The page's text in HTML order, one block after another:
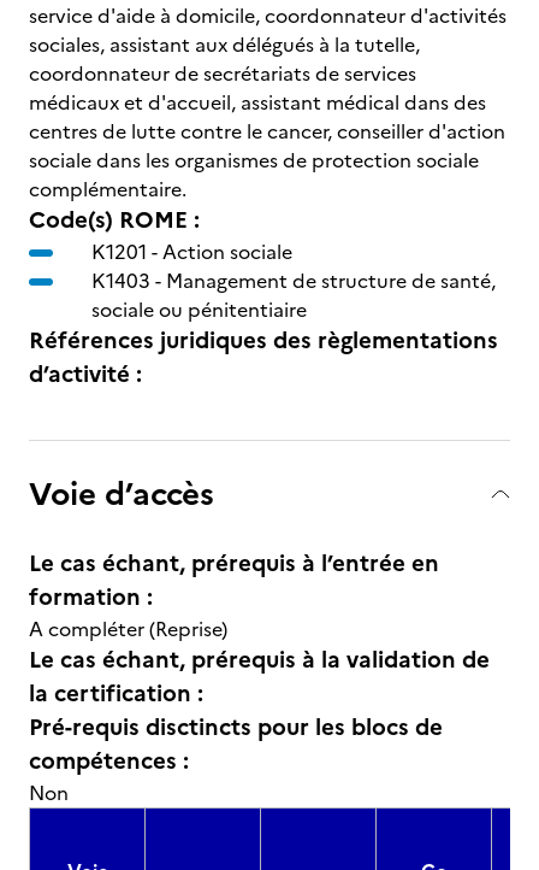
service d'aide à domicile, coordonnateur d'activités
sociales, assistant aux délégués à la tutelle,
coordonnateur de secrétariats de services
médicaux et d'accueil, assistant médical dans des
centres de lutte contre le cancer, conseiller d'action
sociale dans les organismes de protection sociale
complémentaire.
Code(s) ROME :
K1201 -Action sociale
K1403 - Management de structure de santé,
sociale ou pénitentiaire
Références juridiques des règlementations
d’activité :
Voie d’accès
Le cas échant, prérequis à l’entrée en
formation :
A compléter (Reprise)
Le cas échant, prérequis à la validation de
la certification :
Pré-requis disctincts pour les blocs de
compétences :
Non